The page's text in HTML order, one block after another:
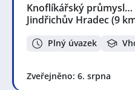
Knoflíkářský průmysl…
Jindřichův Hradec(9
Plný úvazek
Zveřejněno: 6. srpna